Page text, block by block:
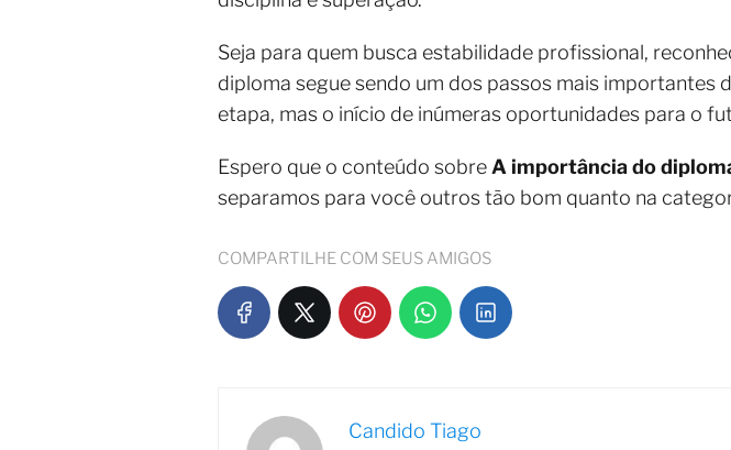
Seja para quem busca estabilidade profissional,
diploma segue sendo um dos passos mais importantes
etapa, mas o início de inúmeras oportunidades para o
Espero que o conteúdo sobre A importância do
separamos para você outros tão bom quanto na
COMPARTILHE COM SEUS AMIGOS
Candido Tiago